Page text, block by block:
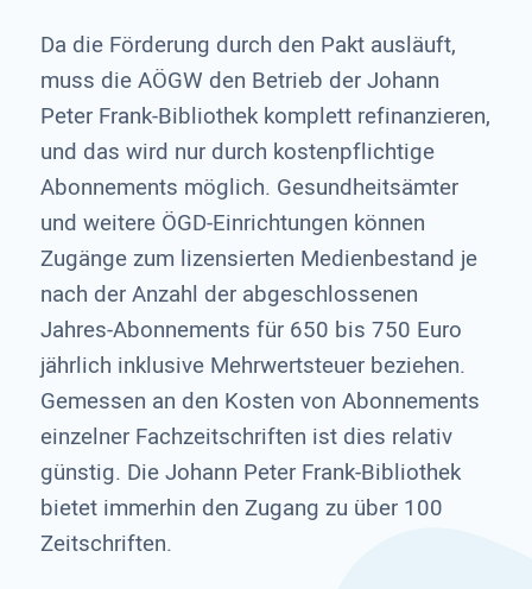
Da die Förderung durch den Pakt ausläuft,
muss die AÖGW den Betrieb der Johann
Peter Frank-Bibliothek komplett refinanzieren,
und das wird nur durch kostenpflichtige
Abonnements möglich. Gesundheitsämter
und weitere ÖGD-Einrichtungen können
Zugänge zum lizensierten Medienbestand je
nach der Anzahl der abgeschlossenen
Jahres-Abonnements für 650 bis 750 Euro
jährlich inklusive Mehrwertsteuer beziehen.
Gemessen an den Kosten von Abonnements
einzelner Fachzeitschriften ist dies relativ
günstig. Die Johann Peter Frank-Bibliothek
bietet immerhin den Zugang zu über 100
Zeitschriften.